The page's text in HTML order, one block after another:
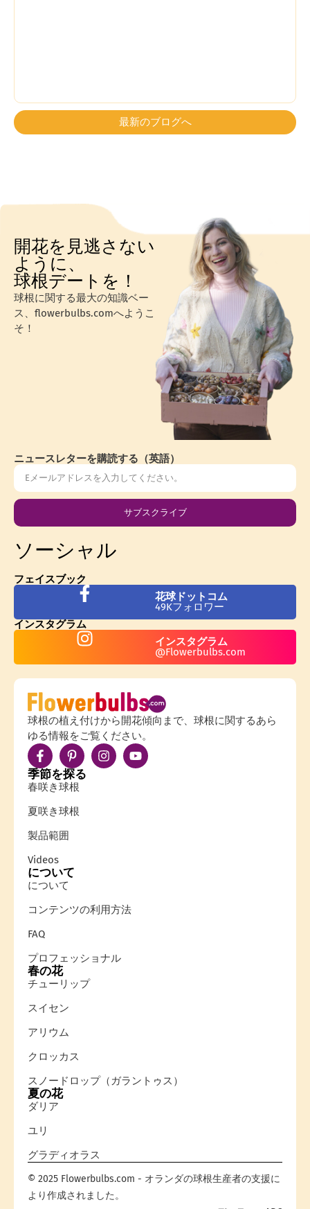
最新のブログへ
開花を見逃さない
ように、
球根デートを！
球根に関する最大の知識ベー
ス、flowerbulbs.comへようこ
そ！
ニュースレターを購読する（英語）
サブスクライブ
ソーシャル
フェイスブック
花球ドットコム
49Kフォロワー
インスタグラム
インスタグラム
@Flowerbulbs.com
球根の植え付けから開花傾向まで、球根に関するあら
ゆる情報をご覧ください。
季節を探る
春咲き球根
夏咲き球根
製品範囲
Videos
について
について
コンテンツの利用方法
FAQ
プロフェッショナル
春の花
チューリップ
スイセン
アリウム
クロッカス
スノードロップ（ガラントゥス）
夏の花
ダリア
ユリ
グラディオラス
© 2025 Flowerbulbs.com - オランダの球根生産者の支援に
より作成されました。